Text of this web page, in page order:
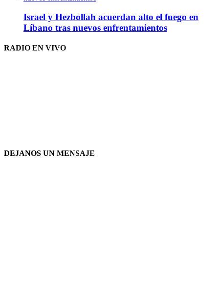
Israel y Hezbollah acuerdan alto el fuego en
Líbano tras nuevos enfrentamientos
RADIO EN VIVO
DEJANOS UN MENSAJE